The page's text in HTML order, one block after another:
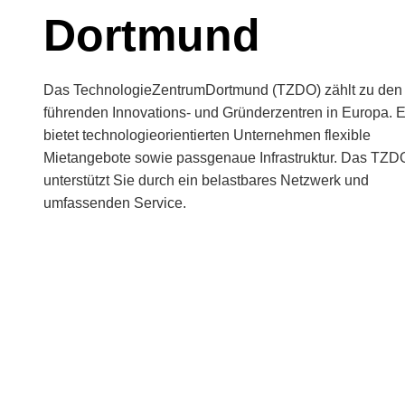
Dortmund
Das TechnologieZentrumDortmund (TZDO) zählt zu den
führenden Innovations- und Gründerzentren in Europa.
bietet technologieorientierten Unternehmen flexible
Mietangebote sowie passgenaue Infrastruktur. Das
unterstützt Sie durch ein belastbares Netzwerk und
umfassenden Service.